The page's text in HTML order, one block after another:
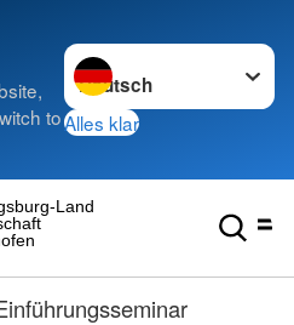
to
Sprache wechseln zu
Alles klar
Land